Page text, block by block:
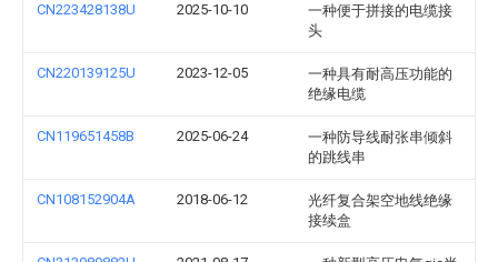
CN223428138U 2025-10-10
一种便于拼接的电缆接
头
CN220139125U 2023-12-05
一种具有耐高压功能的
绝缘电缆
CN119651458B 2025-06-24
一种防导线耐张串倾斜
的跳线串
CN108152904A 2018-06-12
光纤复合架空地线绝缘
接续盒